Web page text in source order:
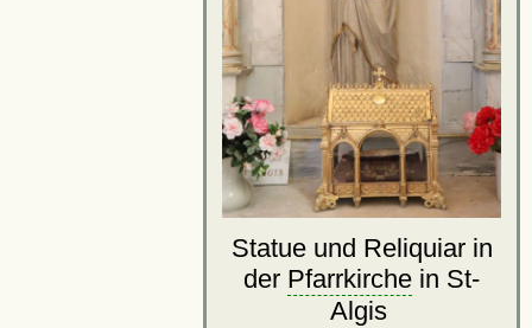
Statue und Reliquiar in
der Pfarrkirche in St-
Algis